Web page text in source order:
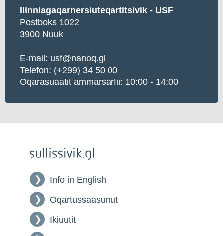
Ilinniagaqarnersiuteqartitsivik - USF
Postboks 1022
3900 Nuuk
E-mail: usf@nanoq.gl
Telefon: (+299) 34 50 00
Oqarasuaatit ammarsarfii: 10:00 - 14:00
Info in English
Oqartussaasunut
Ikiuutit